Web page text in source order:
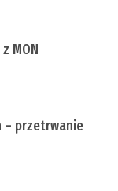
MON
– przetrwanie